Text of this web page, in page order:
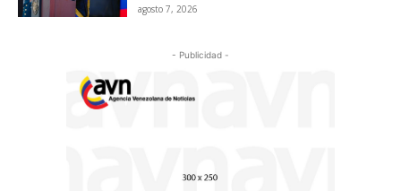
agosto 7, 2026
- Publicidad -